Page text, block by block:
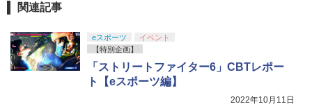
5
シティーズ：スカイライン リマスター
ジャパン・スペシャル・エディション
5
【中古】Nintendo リングフィット アド
ベンチャー [Nintendo Switch]【府中
ル・シーニュ】保証期間1週間
5
アニプレックス ブルーレイディスク
￥4,400
5
ニンテンドープリペイド番号 5000円|オ
ンラインコード版
【純正品】DualSense ワイヤレスコン
5
マスター TH8S シフター - PC、PS4、P
S5、PS5 Pro、Xbox One、Xbox Serie
4
劇場版「鬼滅の刃」無限城編 第一章 猗
窩座再来 完全生産限定版 [Blu-ray]
￥8,698
関連記事
eスポーツ
イベント
【特別企画】
「ストリートファイター6」CBTレポー
ト【eスポーツ編】
2022年10月11日